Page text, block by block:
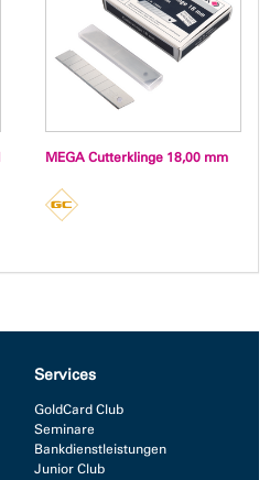
MEGA Cutterklinge 18,00 mm
Services
GoldCard Club
Seminare
Bankdienstleistungen
Junior Club